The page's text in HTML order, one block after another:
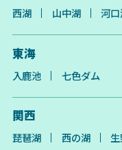
西湖 山中湖 河
東海
入鹿池 七色ダム
関西
琵琶湖 西の湖